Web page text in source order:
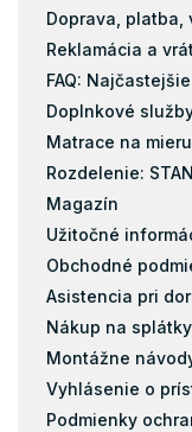
Doprava, platba,
Reklamácia a
FAQ:
Doplnkové
Matrace na mieru
Rozdelenie:
Magazín
Užitočné
Obchodné
Asistencia pri
Nákup na splátky
Montážne
Vyhlásenie o
Podmienky